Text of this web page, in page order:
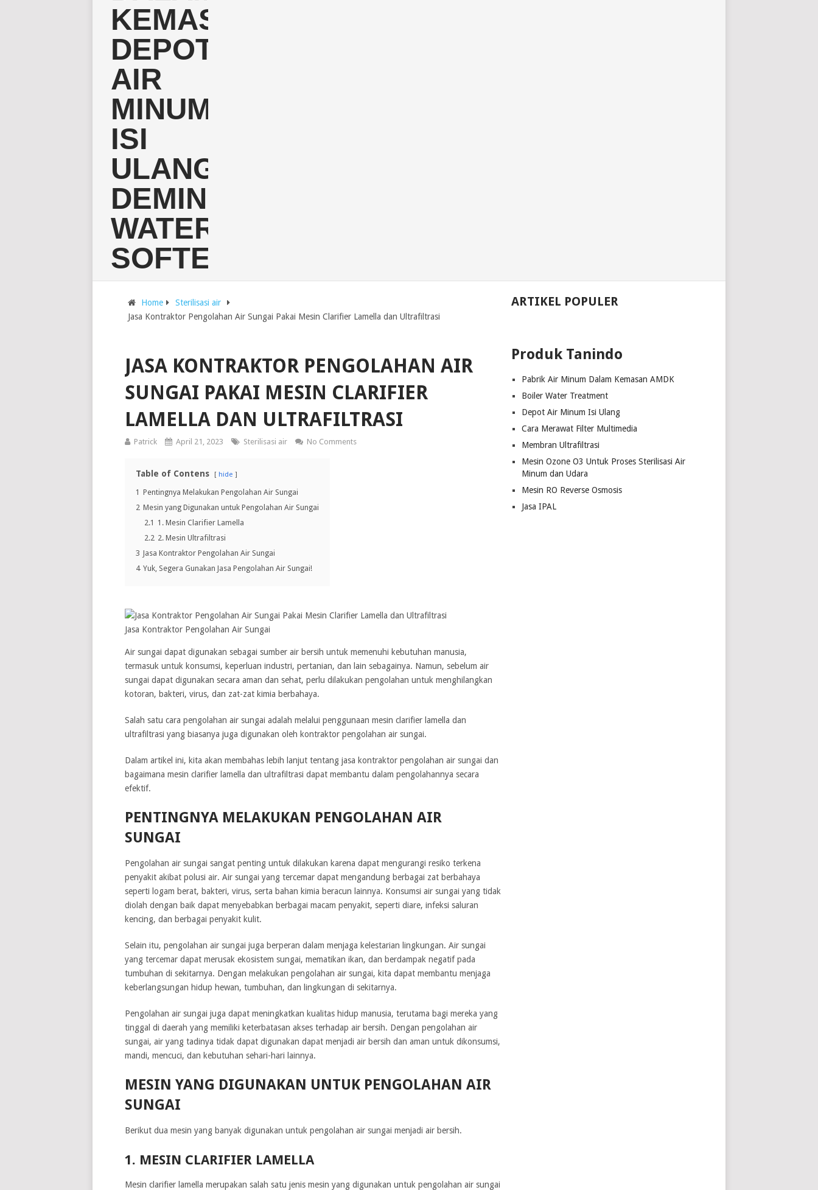
Home
Sterilisasi air
Jasa Kontraktor Pengolahan Air Sungai Pakai Mesin Clarifier Lamella dan Ultrafiltrasi
JASA KONTRAKTOR PENGOLAHAN AIR
SUNGAI PAKAI MESIN CLARIFIER
LAMELLA DAN ULTRAFILTRASI
Patrick April 21, 2023 Sterilisasi air No Comments
Table of Contens hide
1 Pentingnya Melakukan Pengolahan Air Sungai
2 Mesin yang Digunakan untuk Pengolahan Air Sungai
2.1 1. Mesin Clarifier Lamella
2.2 2. Mesin Ultrafiltrasi
3 Jasa Kontraktor Pengolahan Air Sungai
4 Yuk, Segera Gunakan Jasa Pengolahan Air Sungai!
Jasa Kontraktor Pengolahan Air Sungai
Air sungai dapat digunakan sebagai sumber air bersih untuk memenuhi kebutuhan manusia,
termasuk untuk konsumsi, keperluan industri, pertanian, dan lain sebagainya. Namun, sebelum air
sungai dapat digunakan secara aman dan sehat, perlu dilakukan pengolahan untuk menghilangkan
kotoran, bakteri, virus, dan zat-zat kimia berbahaya.
Salah satu cara pengolahan air sungai adalah melalui penggunaan mesin clarifier lamella dan
ultrafiltrasi yang biasanya juga digunakan oleh kontraktor pengolahan air sungai.
Dalam artikel ini, kita akan membahas lebih lanjut tentang jasa kontraktor pengolahan air sungai dan
bagaimana mesin clarifier lamella dan ultrafiltrasi dapat membantu dalam pengolahannya secara
efektif.
PENTINGNYA MELAKUKAN PENGOLAHAN AIR
SUNGAI
Pengolahan air sungai sangat penting untuk dilakukan karena dapat mengurangi resiko terkena
penyakit akibat polusi air. Air sungai yang tercemar dapat mengandung berbagai zat berbahaya
seperti logam berat, bakteri, virus, serta bahan kimia beracun lainnya. Konsumsi air sungai yang tidak
diolah dengan baik dapat menyebabkan berbagai macam penyakit, seperti diare, infeksi saluran
kencing, dan berbagai penyakit kulit.
Selain itu, pengolahan air sungai juga berperan dalam menjaga kelestarian lingkungan. Air sungai
yang tercemar dapat merusak ekosistem sungai, mematikan ikan, dan berdampak negatif pada
tumbuhan di sekitarnya. Dengan melakukan pengolahan air sungai, kita dapat membantu menjaga
keberlangsungan hidup hewan, tumbuhan, dan lingkungan di sekitarnya.
Pengolahan air sungai juga dapat meningkatkan kualitas hidup manusia, terutama bagi mereka yang
tinggal di daerah yang memiliki keterbatasan akses terhadap air bersih. Dengan pengolahan air
sungai, air yang tadinya tidak dapat digunakan dapat menjadi air bersih dan aman untuk dikonsumsi,
mandi, mencuci, dan kebutuhan sehari-hari lainnya.
MESIN YANG DIGUNAKAN UNTUK PENGOLAHAN AIR
SUNGAI
Berikut dua mesin yang banyak digunakan untuk pengolahan air sungai menjadi air bersih.
1. MESIN CLARIFIER LAMELLA
Mesin clarifier lamella merupakan salah satu jenis mesin yang digunakan untuk pengolahan air sungai
ARTIKEL POPULER
Produk Tanindo
Pabrik Air Minum Dalam Kemasan AMDK
Boiler Water Treatment
Depot Air Minum Isi Ulang
Cara Merawat Filter Multimedia
Membran Ultrafiltrasi
Mesin Ozone O3 Untuk Proses Sterilisasi Air
Minum dan Udara
Mesin RO Reverse Osmosis
Jasa IPAL